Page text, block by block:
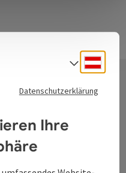
Datenschutzerklärung
Ihre